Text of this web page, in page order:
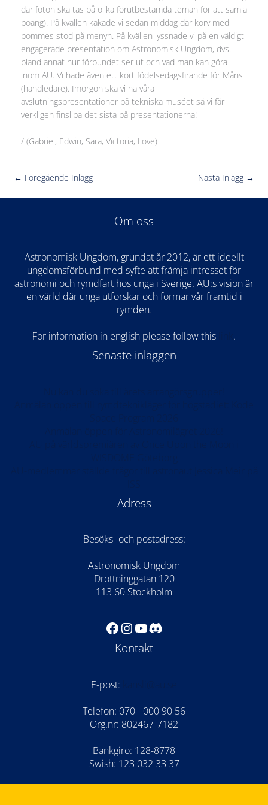
där foton ska tas på olika förutbestämda teman för att samla
poäng). På kvällen käkade vi sedan middag där korv med
pommes stod på menyn. På kvällen lyssnade vi på en väldigt
engagerade presentation om Astronomisk Ungdom, dvs.
bland annat hur förbundet ser ut och vad man kan göra
inom AU. Vi hade även ett kort födelsedagsfirande för Måns
(handledare). Imorgon ska vi ha våra
avslutningspresentationer på tekniska muséet så vi får
verkligen finslipa det sista på presentationerna!
/ (Gabriel, Edwin, Sara, Victoria, Love)
← Föregående Inlägg Nästa Inlägg →
Om oss
Astronomisk Ungdom, grundat år 2012, är ett ideellt
ungdomsförbund med syfte att främja intresset för
astronomi och rymdfart hos unga i Sverige. AU:s vision är
en värld där unga utforskar och formar vår framtid i
rymden.
For information in english please follow this
.
Senaste inläggen
Adress
Besöks- och postadress:
Astronomisk Ungdom
Drottninggatan 120
113 60 Stockholm
Facebook
Instagram
YouTube
Discord
Kontakt
E-post:
Telefon: 070 - 000 90 56
Org.nr: 802467-7182
Bankgiro: 128-8778
Swish: 123 032 33 37